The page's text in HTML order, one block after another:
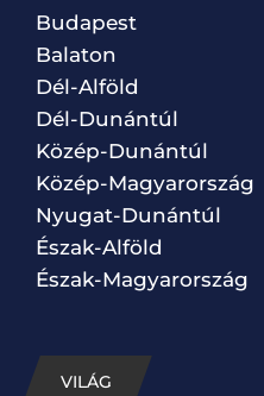
Budapest
Balaton
Dél-Alföld
Dél-Dunántúl
Közép-Dunántúl
Közép-Magyarország
Nyugat-Dunántúl
Észak-Alföld
Észak-Magyarország
VILÁG